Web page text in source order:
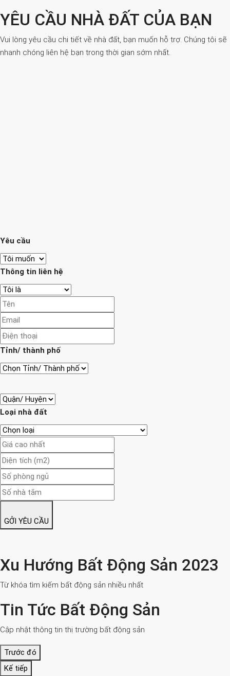
YÊU CẦU NHÀ ĐẤT CỦA BẠN
Vui lòng yêu cầu chi tiết về nhà đất, bạn muốn hỗ trợ. Chúng tôi sẽ
nhanh chóng liên hệ bạn trong thời gian sớm nhất.
Yêu cầu
Thông tin liên hệ
Tỉnh/ thành phố
Loại nhà đất
GỞI YÊU CẦU
Xu Hướng Bất Động Sản 2023
Từ khóa tìm kiếm bất động sản nhiều nhất
Tin Tức Bất Động Sản
Cập nhật thông tin thị trường bất động sản
Trước đó
Kế tiếp